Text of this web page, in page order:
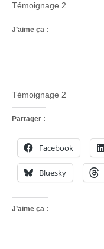
Témoignage 2
J’aime ça :
Témoignage 2
Partager :
Facebook
Bluesky
J’aime ça :